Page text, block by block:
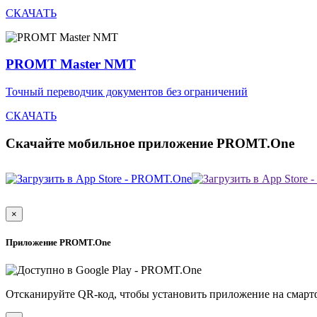
СКАЧАТЬ
PROMT Master NMT
Точный переводчик документов без ограничений
СКАЧАТЬ
Скачайте мобильное приложение PROMT.One
×
Приложение PROMT.One
Отсканируйте QR-код, чтобы установить приложение на